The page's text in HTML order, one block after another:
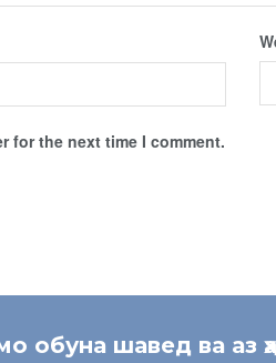
for the next time I comment.
обуна шавед ва аз